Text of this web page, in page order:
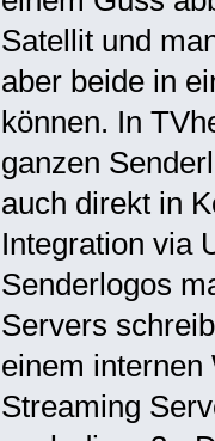
Satellit und
aber beide in
können. In
ganzen
auch direkt in
Integration via
Senderlogos
Servers
einem
Streaming